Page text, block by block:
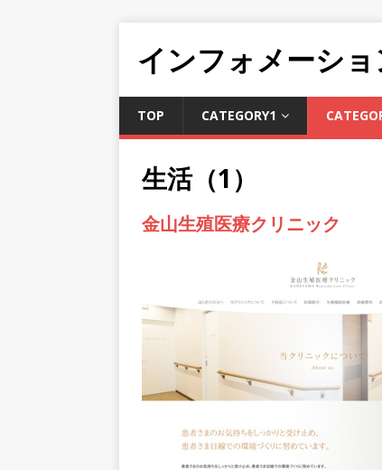
インフォメーショ
TOP CATEGORY1
生活（1）
金山生殖医療クリニック